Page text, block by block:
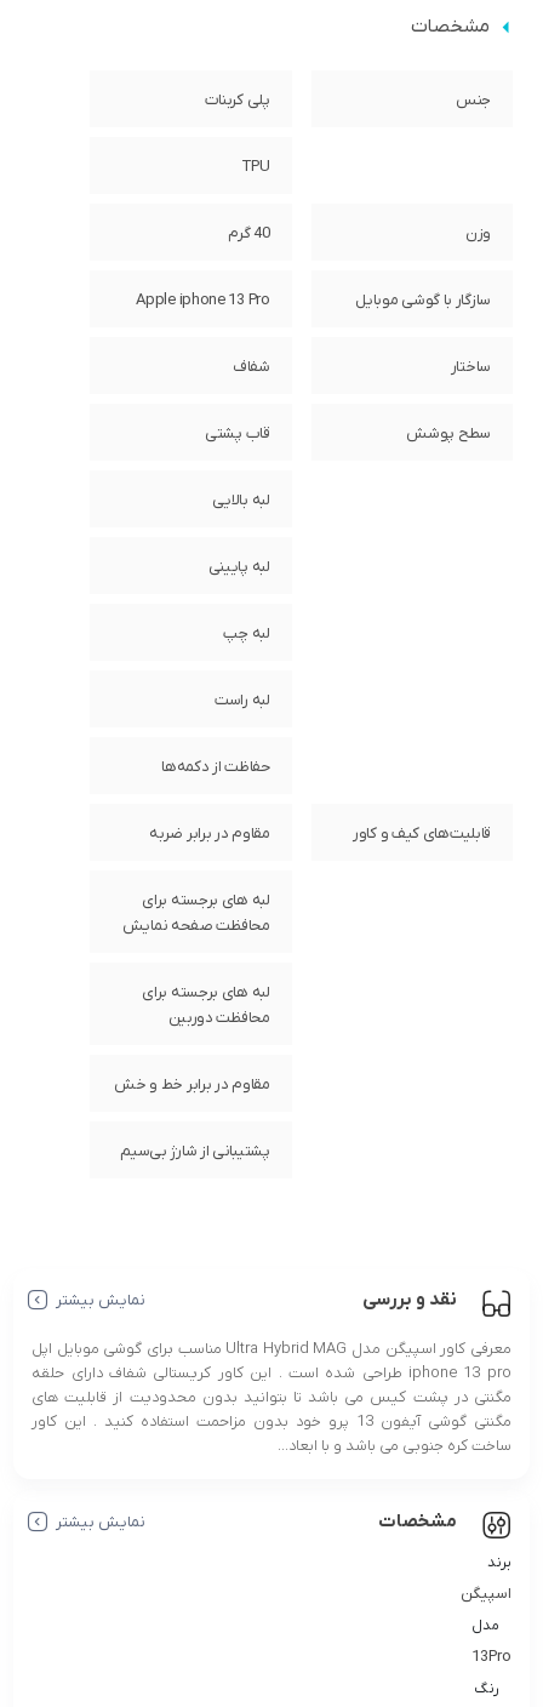
مشخصات
جنس پلی کربنات
TPU
وزن 40 گرم
سازگار با گوشی موبایل Apple iphone 13 Pro
ساختار شفاف
سطح پوشش قاب پشتی
لبه بالایی
لبه پایینی
لبه چپ
لبه راست
حفاظت از دکمه‌ها
قابلیت‌های کیف و کاور مقاوم در برابر ضربه
لبه های برجسته برای
محافظت صفحه نمایش
لبه های برجسته برای
محافظت دوربین
مقاوم در برابر خط و خش
پشتیبانی از شارژ بی‌سیم
نقد و بررسی نمایش بیشتر
معرفی کاور اسپیگن مدل Ultra Hybrid MAG مناسب برای گوشی موبایل اپل
iphone 13 pro طراحی شده است . این کاور کریستالی شفاف دارای حلقه
مگنتی در پشت کیس می باشد تا بتوانید بدون محدودیت از قابلیت های
مگنتی گوشی آیفون 13 پرو خود بدون مزاحمت استفاده کنید . این کاور
ساخت کره جنوبی می باشد و با ابعاد...
مشخصات نمایش بیشتر
برند
اسپیگن
مدل
13Pro
رنگ